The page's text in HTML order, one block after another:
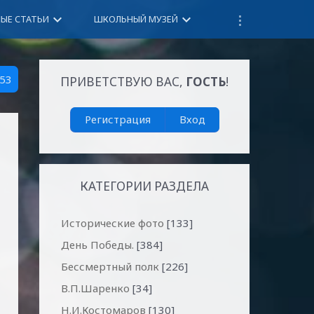
СТАТЬИ keyboard_arrow_down ШКОЛЬНЫЙ МУЗЕЙ keyboard_arrow_down
53 ПРИВЕТСТВУЮ ВАС, ГОСТЬ!
Регистрация Вход
КАТЕГОРИИ РАЗДЕЛА
Исторические фото [133]
День Победы. [384]
Бессмертный полк [226]
В.П.Шаренко [34]
Н.И.Костомаров [130]